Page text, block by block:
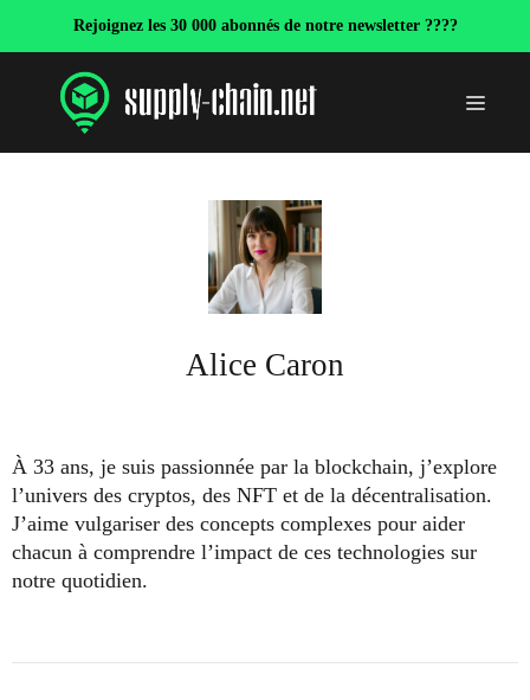
Rejoignez les 30 000 abonnés de notre newsletter ????
Menu
Alice Caron
À 33 ans, je suis passionnée par la blockchain, j’explore
l’univers des cryptos, des NFT et de la décentralisation.
J’aime vulgariser des concepts complexes pour aider
chacun à comprendre l’impact de ces technologies sur
notre quotidien.